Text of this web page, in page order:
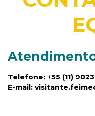
Telefone: +55 (11)
E-mail: